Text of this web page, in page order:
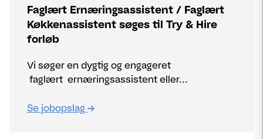
Faglært Ernæringsassistent / Faglært
Køkkenassistent søges til Try & Hire
forløb
Vi søger en dygtig og engageret
faglært ernæringsassistent eller...
Se jobopslag